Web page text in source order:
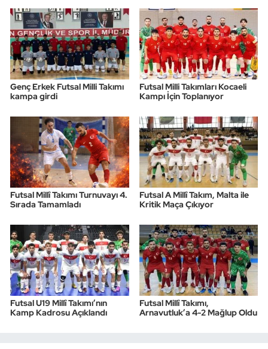
Genç Erkek Futsal Milli Takımı
kampa girdi
Futsal Milli Takımları Kocaeli
Kampı İçin Toplanıyor
Futsal Millî Takımı Turnuvayı 4.
Sırada Tamamladı
Futsal A Millî Takım, Malta ile
Kritik Maça Çıkıyor
Futsal U19 Millî Takımı’nın
Kamp Kadrosu Açıklandı
Futsal Millî Takımı,
Arnavutluk’a 4-2 Mağlup Oldu